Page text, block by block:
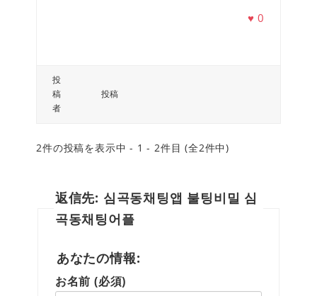
♥0
投
稿
者
投稿
2件の投稿を表示中 - 1 - 2件目 (全2件中)
返信先: 심곡동채팅앱 불팅비밀 심
곡동채팅어플
あなたの情報:
お名前 (必須)